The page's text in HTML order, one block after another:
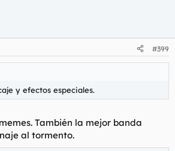
#399
y efectos especiales.
También la mejor banda
al tormento.